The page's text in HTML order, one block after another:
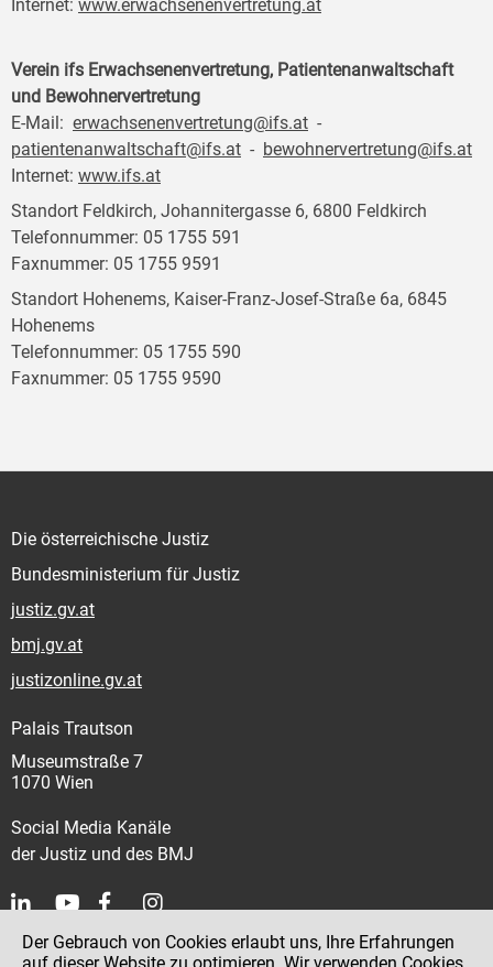
Internet: www.erwachsenenvertretung.at
Verein ifs Erwachsenenvertretung, Patientenanwaltschaft
und Bewohnervertretung
E-Mail: erwachsenenvertretung@ifs.at -
patientenanwaltschaft@ifs.at - bewohnervertretung@ifs.at
Internet: www.ifs.at
Standort Feldkirch, Johannitergasse 6, 6800 Feldkirch
Telefonnummer: 05 1755 591
Faxnummer: 05 1755 9591
Standort Hohenems, Kaiser-Franz-Josef-Straße 6a, 6845
Hohenems
Telefonnummer: 05 1755 590
Faxnummer: 05 1755 9590
Die österreichische Justiz
Bundesministerium für Justiz
justiz.gv.at
bmj.gv.at
justizonline.gv.at
Palais Trautson
Museumstraße 7
1070 Wien
Social Media Kanäle
der Justiz und des BMJ
Kontakt
Der Gebrauch von Cookies erlaubt uns, Ihre Erfahrungen